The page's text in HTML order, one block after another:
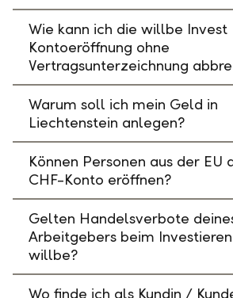
Wie kann ich die willbe Invest
Kontoeröffnung ohne
Vertragsunterzeichnung
Warum soll ich mein Geld in
Liechtenstein anlegen?
Können Personen aus der EU
CHF-Konto eröffnen?
Gelten Handelsverbote
Arbeitgebers beim
willbe?
Wo finde ich als Kundin /